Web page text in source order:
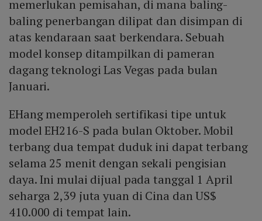
memerlukan pemisahan, di mana baling-
baling penerbangan dilipat dan disimpan di
atas kendaraan saat berkendara. Sebuah
model konsep ditampilkan di pameran
dagang teknologi Las Vegas pada bulan
Januari.
EHang memperoleh sertifikasi tipe untuk
model EH216-S pada bulan Oktober. Mobil
terbang dua tempat duduk ini dapat terbang
selama 25 menit dengan sekali pengisian
daya. Ini mulai dijual pada tanggal 1 April
seharga 2,39 juta yuan di Cina dan US$
410.000 di tempat lain.